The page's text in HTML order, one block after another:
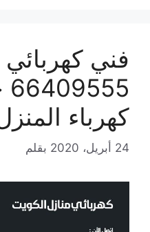
فني كهربائي
كهرباء
24 أبريل، 2020 بقلم